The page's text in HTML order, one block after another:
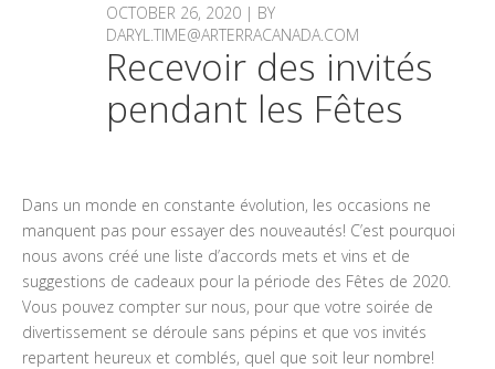
OCTOBER 26, 2020 | BY
DARYL.TIME@ARTERRACANADA.COM
Recevoir des invités
pendant les Fêtes
Dans un monde en constante évolution, les occasions ne
manquent pas pour essayer des nouveautés! C’est pourquoi
nous avons créé une liste d’accords mets et vins et de
suggestions de cadeaux pour la période des Fêtes de 2020.
Vous pouvez compter sur nous, pour que votre soirée de
divertissement se déroule sans pépins et que vos invités
repartent heureux et comblés, quel que soit leur nombre!